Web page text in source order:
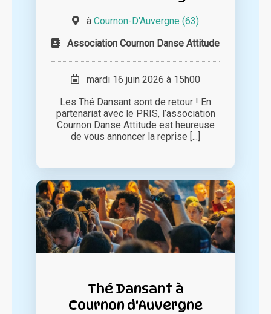
à Cournon-D'Auvergne (63)
Association Cournon Danse Attitude
mardi 16 juin 2026 à 15h00
Les Thé Dansant sont de retour ! En
partenariat avec le PRIS, l’association
Cournon Danse Attitude est heureuse
de vous annoncer la reprise [...]
Thé Dansant à
Cournon d'Auvergne